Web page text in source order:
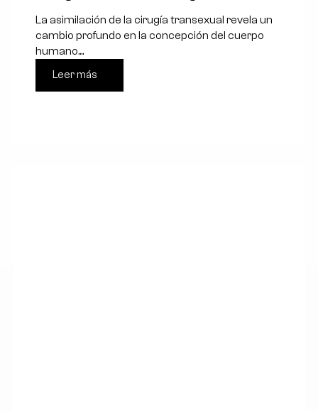
La asimilación de la cirugía transexual revela un
cambio profundo en la concepción del cuerpo
humano....
Leer más